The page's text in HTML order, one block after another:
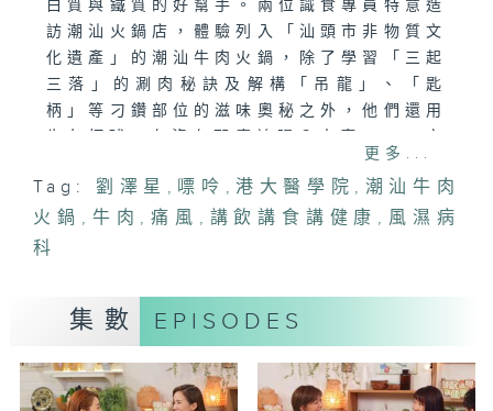
白質與鐵質的好幫手。兩位識食專員特意造
訪潮汕火鍋店，體驗列入「汕頭市非物質文
化遺產」的潮汕牛肉火鍋，除了學習「三起
三落」的涮肉秘訣及解構「吊龍」、「匙
柄」等刁鑽部位的滋味奧秘之外，他們還用
發揮創意，炮製「韓式牛肉卷」，讓今集重
量級嘉賓—港大醫學院院長劉澤星教授—大
飽口福！
節目中，劉教授逐一拆解「風濕」病患者的
緣？熱愛長跑的他，更會剖析運動與關節保
養的關係，又談談他如何實踐「快樂能醫百
病」的養生哲學。
主持：梁凱寧(Maggie)、Will Leung
更多...
Tag: 劉澤星 , 嘌呤 , 港大醫學院 , 潮汕牛肉
火鍋 , 牛肉 , 痛風 , 講飲講食講健康 , 風濕病
科
集數 EPISODES